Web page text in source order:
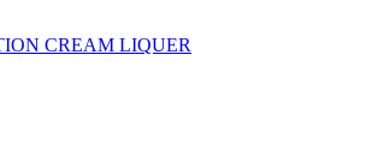
CREAM LIQUER